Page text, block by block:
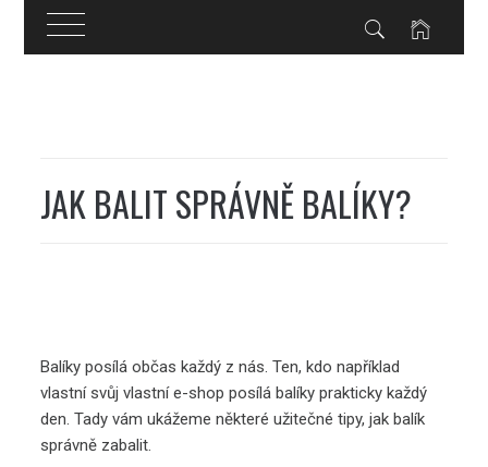
JAK BALIT SPRÁVNĚ BALÍKY?
Balíky posílá občas každý z nás. Ten, kdo například
vlastní svůj vlastní e-shop posílá balíky prakticky každý
den. Tady vám ukážeme některé užitečné tipy, jak balík
správně zabalit.